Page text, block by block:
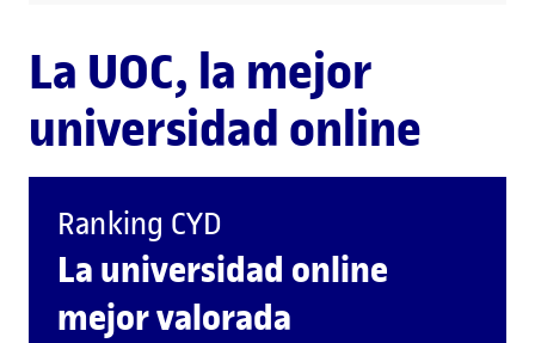
La UOC, la mejor
universidad online
Ranking CYD
La universidad online
mejor valorada